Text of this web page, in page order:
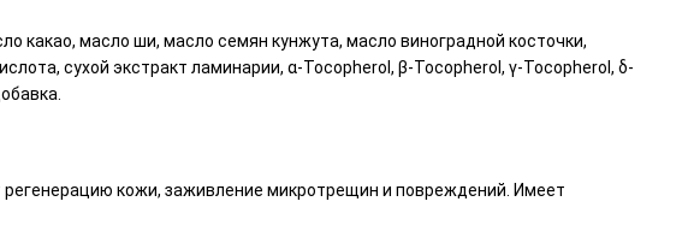
какао, масло ши, масло семян кунжута, масло виноградной косточки,
сухой экстракт ламинарии, α-Tocopherol, β-Tocopherol, γ-Tocopherol, δ-
регенерацию кожи, заживление микротрещин и повреждений. Имеет